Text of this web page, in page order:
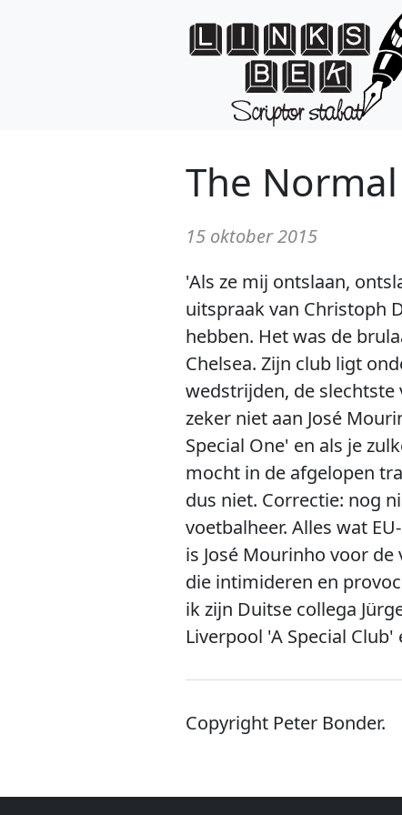
The
15 oktober 2015
'Als ze mij ontslaan,
uitspraak van Christoph
hebben. Het was de
Chelsea. Zijn club ligt
wedstrijden, de slechtste
zeker niet aan José
Special One' en als je
mocht in de afgelopen
dus niet. Correctie: nog
voetbalheer. Alles wat
is José Mourinho voor
die intimideren en
ik zijn Duitse collega
Liverpool 'A Special
Copyright Peter Bonder.